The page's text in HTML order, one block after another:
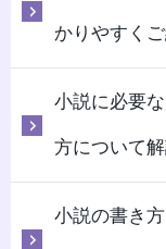
かりやすく
小説に必要
方について
小説の書き